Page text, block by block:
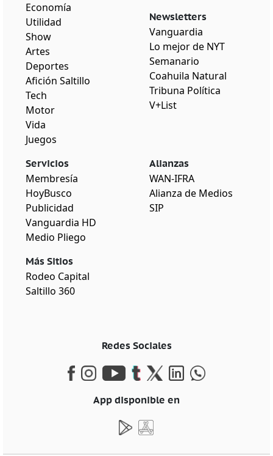
Economía
Utilidad
Show
Artes
Deportes
Afición Saltillo
Tech
Motor
Vida
Juegos
Newsletters
Vanguardia
Lo mejor de NYT
Semanario
Coahuila Natural
Tribuna Política
V+List
Servicios
Membresía
HoyBusco
Publicidad
Vanguardia HD
Medio Pliego
Más Sitios
Rodeo Capital
Saltillo 360
Alianzas
WAN-IFRA
Alianza de Medios
SIP
Redes Sociales
App disponible en